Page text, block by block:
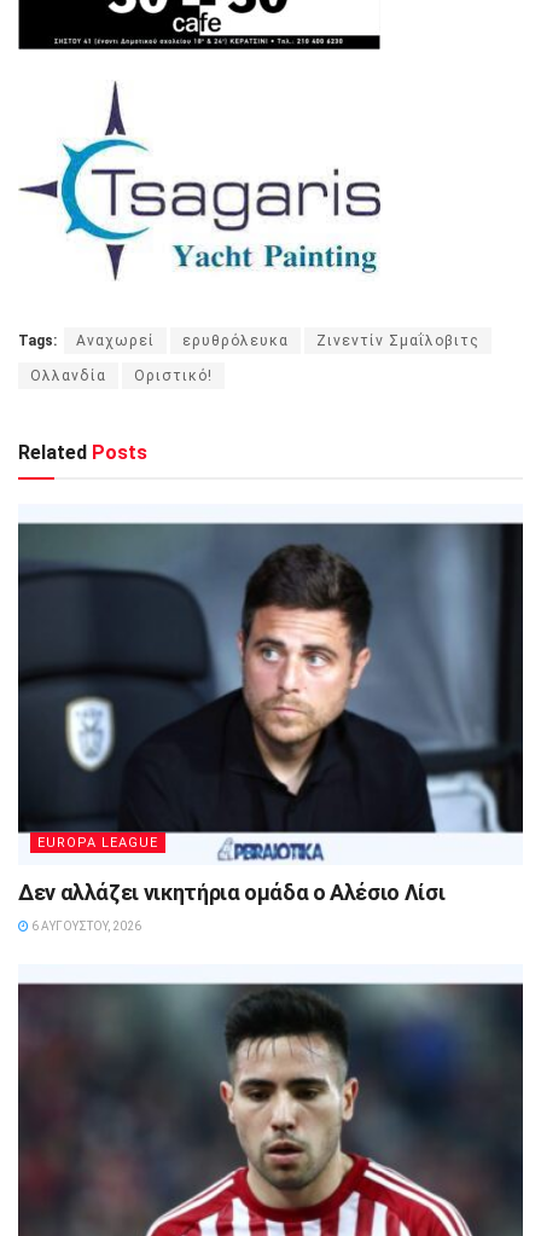
Tags: Αναχωρεί ερυθρόλευκα Ζινεντίν Σμαΐλοβιτς
Ολλανδία Οριστικό!
Related Posts
EUROPA LEAGUE
Δεν αλλάζει νικητήρια ομάδα ο Αλέσιο Λίσι
6 ΑΥΓΟΎΣΤΟΥ, 2026